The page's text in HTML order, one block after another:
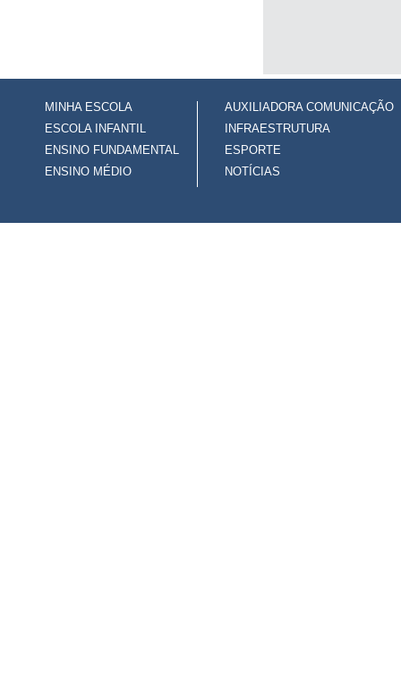
MINHA ESCOLA
ESCOLA INFANTIL
ENSINO FUNDAMENTAL
ENSINO MÉDIO
AUXILIADORA COMUNICAÇÃO
INFRAESTRUTURA
ESPORTE
NOTÍCIAS